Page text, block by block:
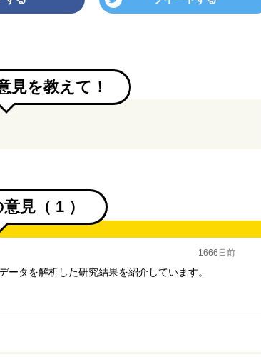
見を教えて！
見（ 1 ）
1666日前
タを解析した研究結果を紹介しています。